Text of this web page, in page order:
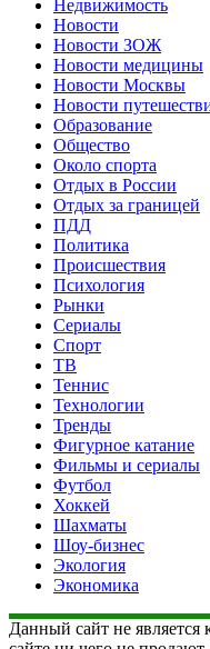
Недвижимость
Новости
Новости ЗОЖ
Новости медицины
Новости Москвы
Новости
Образование
Общество
Около спорта
Отдых в России
Отдых за границей
ПДД
Политика
Происшествия
Психология
Рынки
Сериалы
Спорт
ТВ
Теннис
Технологии
Тренды
Фигурное катание
Фильмы и сериалы
Футбол
Хоккей
Шахматы
Шоу-бизнес
Экология
Экономика
Данный сайт не